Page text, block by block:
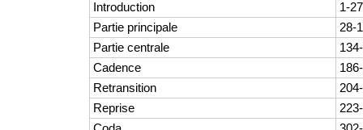
Introduction
1-27
Partie principale
28-
Partie centrale
Cadence
Retransition
Reprise